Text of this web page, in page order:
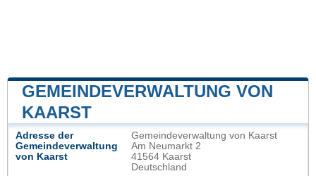
GEMEINDEVERWALTUNG VON
KAARST
Adresse der
Gemeindeverwaltung
von Kaarst
Gemeindeverwaltung von Kaarst
Am Neumarkt 2
41564 Kaarst
Deutschland